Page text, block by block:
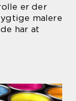
er der
malere
har at